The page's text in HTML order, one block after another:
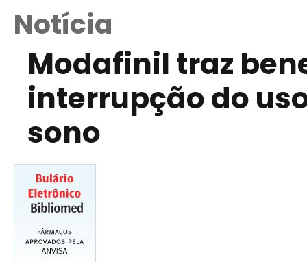
Notícia
Modafinil traz
interrupção do
sono